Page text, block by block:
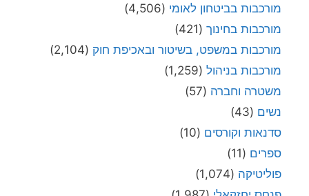
מורכבות בביטחון לאומי (4,506)
מורכבות בחינוך (421)
מורכבות במשפט, בשיטור ובאכיפת חוק (2,104)
מורכבות בניהול (1,259)
משטרה וחברה (57)
נשים (43)
סדנאות וקורסים (10)
ספרים (11)
פוליטיקה (1,074)